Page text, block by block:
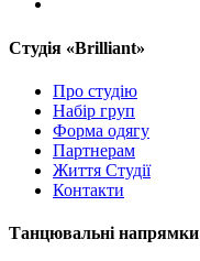
Cтудія «Brilliant»
Про студію
Набір груп
Форма одягу
Партнерам
Життя Студії
Контакти
Танцювальні напрямки